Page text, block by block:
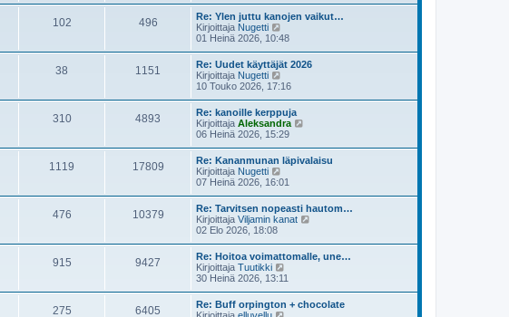
s
i
v
i
e
s
t
i
ä
u
u
s
i
v
i
e
s
t
i
102 496
Re: Ylen juttu kanojen vaikut…
Kirjoittaja Nugetti
ä
t
ä
u
u
s
i
n
v
i
e
s
t
i
01 Heinä 2026, 10:48
38 1151
Re: Uudet käyttäjät 2026
Kirjoittaja Nugetti
ä
ä
u
u
s
v
i
e
s
t
10 Touko 2026, 17:16
310 4893
Re: kanoille kerppuja
Kirjoittaja Aleksandra
ä
s
n
i
e
s
06 Heinä 2026, 15:29
1119 17809
Re: Kananmunan läpivalaisu
Kirjoittaja Nugetti
ä
ä
u
s
i
n
v
i
e
s
07 Heinä 2026, 16:01
476 10379
Re: Tarvitsen nopeasti hautom…
Kirjoittaja Viljamin kanat
t
ä
s
i
02 Elo 2026, 18:08
915 9427
Re: Hoitoa voimattomalle, une…
Kirjoittaja Tuutikki
ä
ä
30 Heinä 2026, 13:11
275 6405
Re: Buff orpington + chocolate